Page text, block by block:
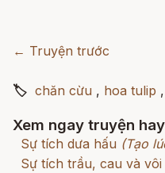
← Truyện trước
🏷 chăn cừu , hoa tulip ,
Xem ngay truyện
Sự tích dưa hấu (Tạo
Sự tích trầu, cau và vôi